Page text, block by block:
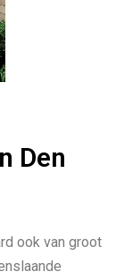
Den
ook van groot